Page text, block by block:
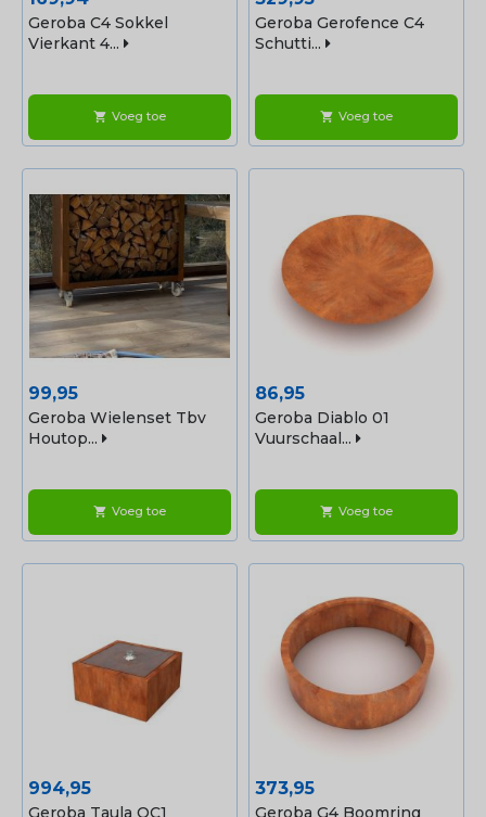
Geroba C4 Sokkel
Vierkant 4...
shopping_cart Voeg toe
Geroba Gerofence C4
Schutti...
shopping_cart Voeg toe
Prijs
99,95
Geroba Wielenset Tbv
Houtop...
shopping_cart Voeg toe
Prijs
86,95
Geroba Diablo 01
Vuurschaal...
shopping_cart Voeg toe
Prijs
994,95
Geroba Taula QC1
Prijs
373,95
Geroba G4 Boomring